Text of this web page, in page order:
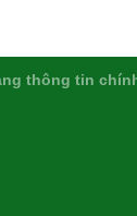
thông tin